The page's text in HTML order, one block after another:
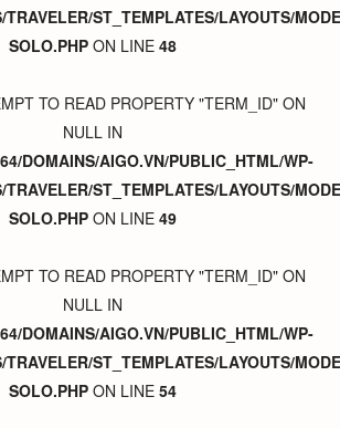
TRAVELER/ST_TEMPLATES/LAYOUTS/
SOLO.PHP ON LINE 48
TO READ PROPERTY "TERM_ID" ON
NULL IN
DOMAINS/AIGO.VN/PUBLIC_HTML/WP-
TRAVELER/ST_TEMPLATES/LAYOUTS/
SOLO.PHP ON LINE 49
TO READ PROPERTY "TERM_ID" ON
NULL IN
DOMAINS/AIGO.VN/PUBLIC_HTML/WP-
TRAVELER/ST_TEMPLATES/LAYOUTS/
SOLO.PHP ON LINE 54